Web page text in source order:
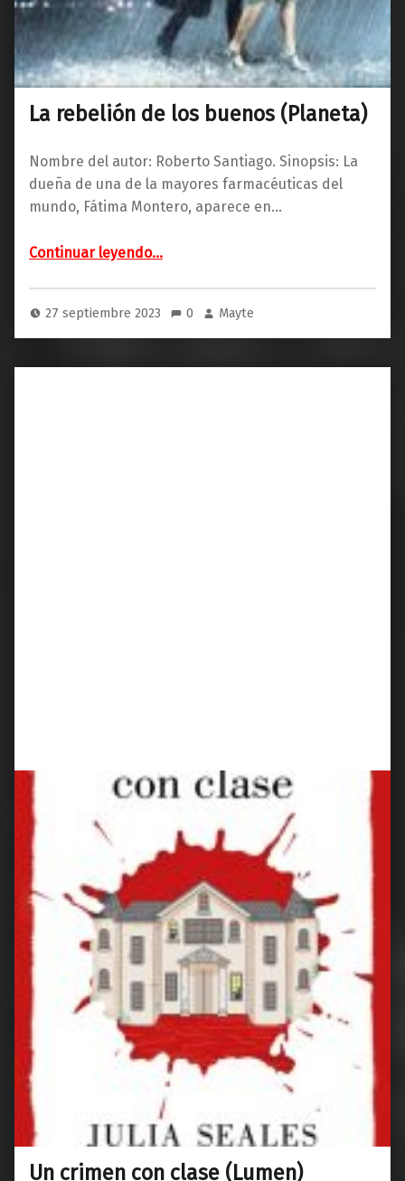
La rebelión de los buenos (Planeta)
Nombre del autor: Roberto Santiago. Sinopsis: La
dueña de una de la mayores farmacéuticas del
mundo, Fátima Montero, aparece en…
Continuar leyendo“La rebelión de los buenos (Planeta)”
…
27 septiembre 2023 0 Mayte
Un crimen con clase (Lumen)